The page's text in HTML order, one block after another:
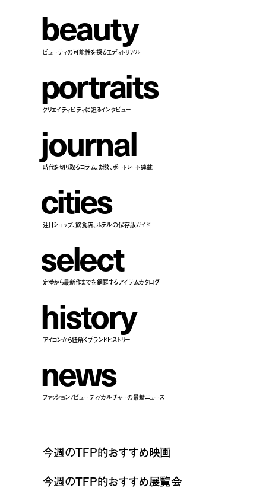
beauty
ビューティの可能性を探るエディトリアル
portraits
クリエイティビティに迫るインタビュー
journal
時代を切り取るコラム、対談、ポートレート連載
cities
注目ショップ、飲食店、ホテルの保存版ガイド
select
定番から最新作までを網羅するアイテムカタログ
history
アイコンから紐解くブランドヒストリー
news
ファッション/ビューティ/カルチャーの最新ニュース
今週のTFP的おすすめ映画
今週のTFP的おすすめ展覧会